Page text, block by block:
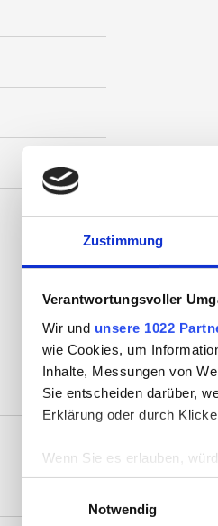
Zustimmung
Verantwortungsvoller
Wir und unsere 1022
wie Cookies, um
Inhalte, Messungen von
Sie entscheiden darüber,
Erklärung oder durch
Wenn Sie es erlauben,
Informationen über
Ihr Gerät durch
Notwendig